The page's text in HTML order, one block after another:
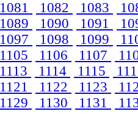
1081
1082 1083
1089
1090 1091
1097
1098 1099
1105
1106 1107
1113
1114 1115
1121
1122 1123
1129
1130 1131